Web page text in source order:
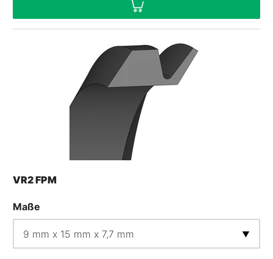
VR2 FPM
Maße